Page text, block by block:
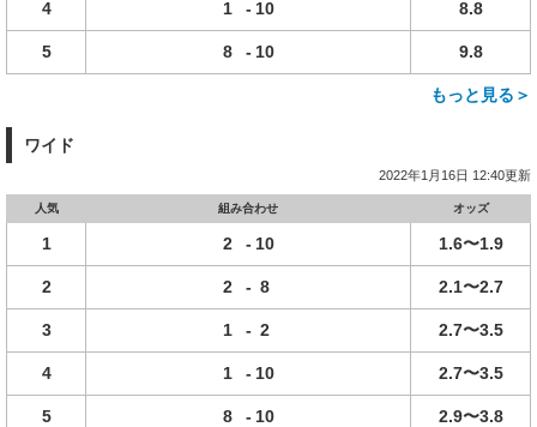
4 1 - 10 8.8
5 8 - 10 9.8
もっと見る＞
ワイド
2022年1月16日 12:40更新
人気 組み合わせ オッズ
1 2 - 10 1.6〜1.9
2 2 - 8 2.1〜2.7
3 1 - 2 2.7〜3.5
4 1 - 10 2.7〜3.5
5 8 - 10 2.9〜3.8